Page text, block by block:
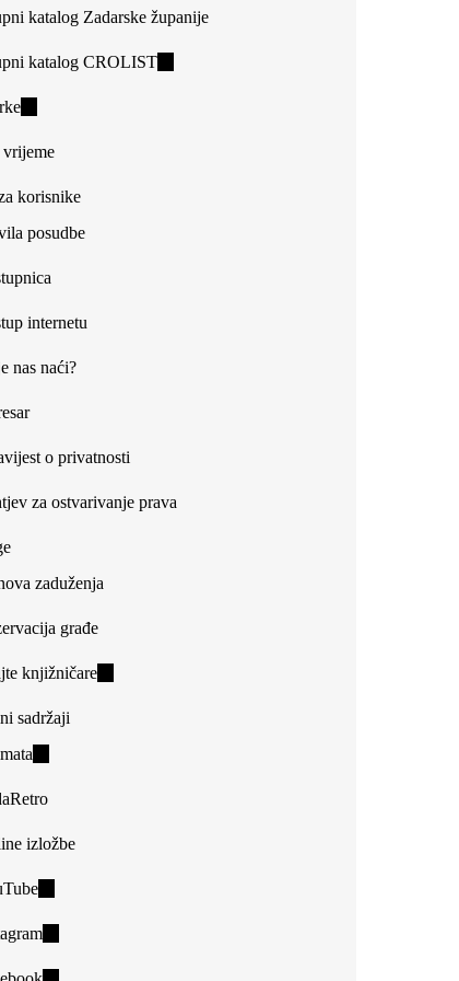
katalog Zadarske županije
katalog CROLIST(link
(link
external)
korisnike
posudbe
internetu
nas naći?
o privatnosti
za ostvarivanje prava
zaduženja
građe
knjižničare(link
sadržaji
external)
izložbe
(link
external)
(link